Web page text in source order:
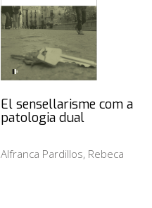
El sensellarisme com a
patologia dual
Alfranca Pardillos, Rebeca